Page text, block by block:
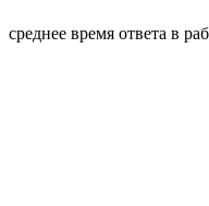
среднее время ответа в